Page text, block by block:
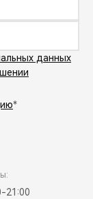
данных
*
21:00